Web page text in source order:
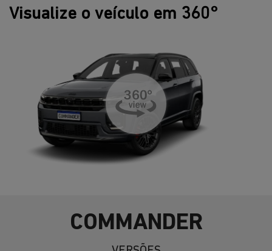
Visualize o veículo em 360°
COMMANDER